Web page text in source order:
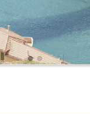
Slide 1
Slide 8